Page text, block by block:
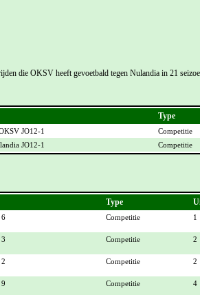
die OKSV heeft gevoetbald tegen Nulandia in 21
Type
JO12-1 Competitie
JO12-1 Competitie
Type
Competitie 1
Competitie 2
Competitie 2
Competitie 4